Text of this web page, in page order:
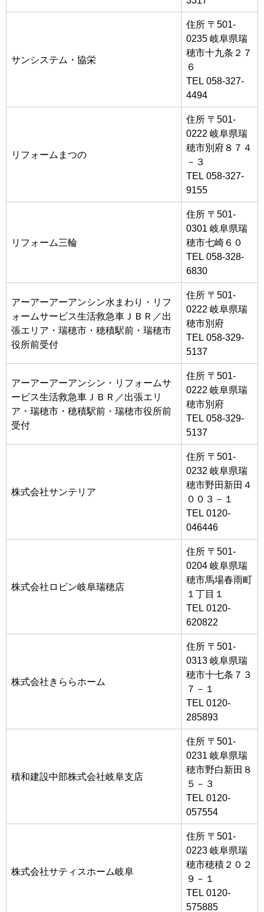
サンシステム・協栄
住所 〒501-
0235 岐阜県瑞
穂市十九条２７
６
TEL 058-327-
4494
リフォームまつの
住所 〒501-
0222 岐阜県瑞
穂市別府８７４
－３
TEL 058-327-
9155
リフォーム三輪
住所 〒501-
0301 岐阜県瑞
穂市七崎６０
TEL 058-328-
6830
アーアーアーアンシン水まわり・リフ
ォームサービス生活救急車ＪＢＲ／出
張エリア・瑞穂市・穂積駅前・瑞穂市
役所前受付
住所 〒501-
0222 岐阜県瑞
穂市別府
TEL 058-329-
5137
アーアーアーアンシン・リフォームサ
ービス生活救急車ＪＢＲ／出張エリ
ア・瑞穂市・穂積駅前・瑞穂市役所前
受付
住所 〒501-
0222 岐阜県瑞
穂市別府
TEL 058-329-
5137
株式会社サンテリア
住所 〒501-
0232 岐阜県瑞
穂市野田新田４
００３－１
TEL 0120-
046446
株式会社ロビン岐阜瑞穂店
住所 〒501-
0204 岐阜県瑞
穂市馬場春雨町
１丁目１
TEL 0120-
620822
株式会社きららホーム
住所 〒501-
0313 岐阜県瑞
穂市十七条７３
７－１
TEL 0120-
285893
積和建設中部株式会社岐阜支店
住所 〒501-
0231 岐阜県瑞
穂市野白新田８
５－３
TEL 0120-
057554
株式会社サティスホーム岐阜
住所 〒501-
0223 岐阜県瑞
穂市穂積２０２
９－１
TEL 0120-
575885